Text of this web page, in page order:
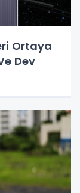
Ortaya
Dev